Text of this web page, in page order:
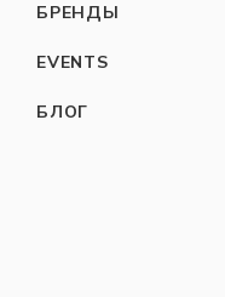
БРЕНДЫ
EVENTS
БЛОГ